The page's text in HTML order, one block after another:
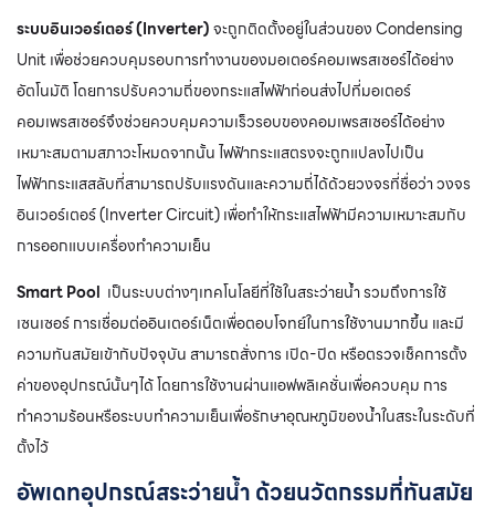
ระบบอินเวอร์เตอร์ (Inverter)จะถูกติดตั้งอยู่ในส่วนของ Condensing
Unit เพื่อช่วยควบคุมรอบการทำงานของมอเตอร์คอมเพรสเซอร์ได้อย่าง
อัตโนมัติ โดยการปรับความถี่ของกระแสไฟฟ้าก่อนส่งไปที่มอเตอร์
คอมเพรสเซอร์จึงช่วยควบคุมความเร็วรอบของคอมเพรสเซอร์ได้อย่าง
เหมาะสมตามสภาวะโหมดจากนั้น ไฟฟ้ากระแสตรงจะถูกแปลงไปเป็น
ไฟฟ้ากระแสสลับที่สามารถปรับแรงดันและความถี่ได้ด้วยวงจรที่ชื่อว่า วงจร
อินเวอร์เตอร์ (Inverter Circuit) เพื่อทำให้กระแสไฟฟ้ามีความเหมาะสมกับ
การออกแบบเครื่องทำความเย็น
Smart Pool เป็นระบบต่างๆเทคโนโลยีที่ใช้ในสระว่ายน้ำ รวมถึงการใช้
เซนเซอร์ การเชื่อมต่ออินเตอร์เน็ตเพื่อตอบโจทย์ในการใช้งานมากขึ้น และมี
ความทันสมัยเข้ากับปัจจุบัน สามารถสั่งการ เปิด-ปิด หรือตรวจเช็คการตั้ง
ค่าของอุปกรณ์นั้นๆได้ โดยการใช้งานผ่านแอฟพลิเคชั่นเพื่อควบคุม การ
ทำความร้อนหรือระบบทำความเย็นเพื่อรักษาอุณหภูมิของน้ำในสระในระดับที่
ตั้งไว้
อัพเดทอุปกรณ์สระว่ายน้ำ ด้วยนวัตกรรมที่ทันสมัย